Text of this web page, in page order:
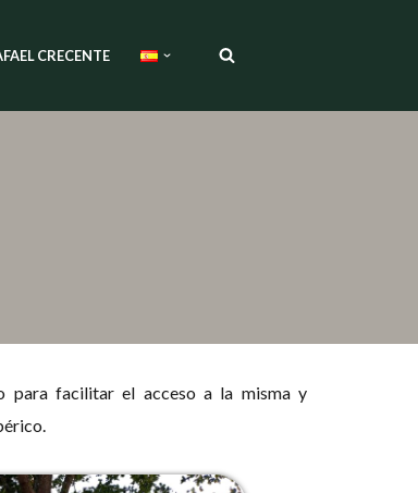
CRECENTE
para facilitar el acceso a la misma y